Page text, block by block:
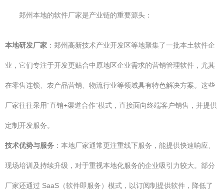
郑州本地的软件厂家是产业链的重要源头：
本地研发厂家 ：郑州高新技术产业开发区等地聚集了一批本土软件企
业，它们专注于开发更贴合中原地区企业需求的营销管理软件，尤其
在零售连锁、农产品营销、物流行业等领域具有特色解决方案。这些
厂家往往采用“直销+渠道合作”模式，直接面向终端客户销售，并提供
定制开发服务。
技术优势与服务 ：本地厂家通常更注重线下服务，能提供快速响应、
现场培训及持续升级，对于重视本地化服务的企业吸引力较大。部分
厂家还通过 SaaS（软件即服务）模式，以订阅制提供软件，降低了